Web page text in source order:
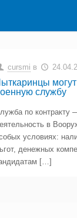
cursmi в
могут
службу
по контракту
в
условиях:
денежных
[…]